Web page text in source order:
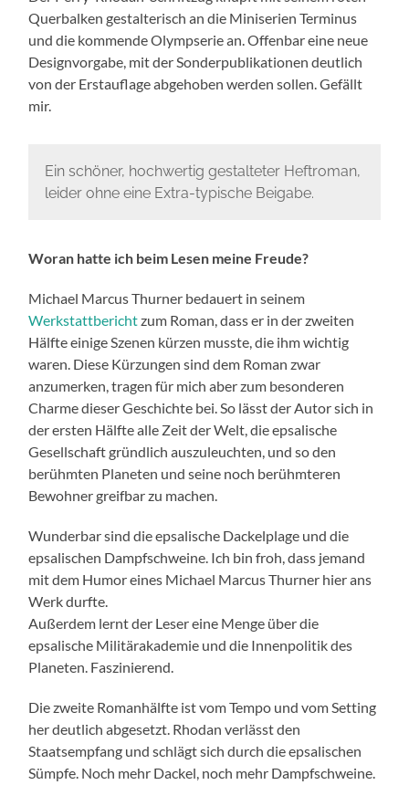
Querbalken gestalterisch an die Miniserien Terminus
und die kommende Olympserie an. Offenbar eine neue
Designvorgabe, mit der Sonderpublikationen deutlich
von der Erstauflage abgehoben werden sollen. Gefällt
mir.
Ein schöner, hochwertig gestalteter Heftroman,
leider ohne eine Extra-typische Beigabe.
Woran hatte ich beim Lesen meine Freude?
Michael Marcus Thurner bedauert in seinem
Werkstattberichtzum Roman, dass er in der zweiten
Hälfte einige Szenen kürzen musste, die ihm wichtig
waren. Diese Kürzungen sind dem Roman zwar
anzumerken, tragen für mich aber zum besonderen
Charme dieser Geschichte bei. So lässt der Autor sich in
der ersten Hälfte alle Zeit der Welt, die epsalische
Gesellschaft gründlich auszuleuchten, und so den
berühmten Planeten und seine noch berühmteren
Bewohner greifbar zu machen.
Wunderbar sind die epsalische Dackelplage und die
epsalischen Dampfschweine. Ich bin froh, dass jemand
mit dem Humor eines Michael Marcus Thurner hier ans
Werk durfte.
Außerdem lernt der Leser eine Menge über die
epsalische Militärakademie und die Innenpolitik des
Planeten. Faszinierend.
Die zweite Romanhälfte ist vom Tempo und vom Setting
her deutlich abgesetzt. Rhodan verlässt den
Staatsempfang und schlägt sich durch die epsalischen
Sümpfe. Noch mehr Dackel, noch mehr Dampfschweine.